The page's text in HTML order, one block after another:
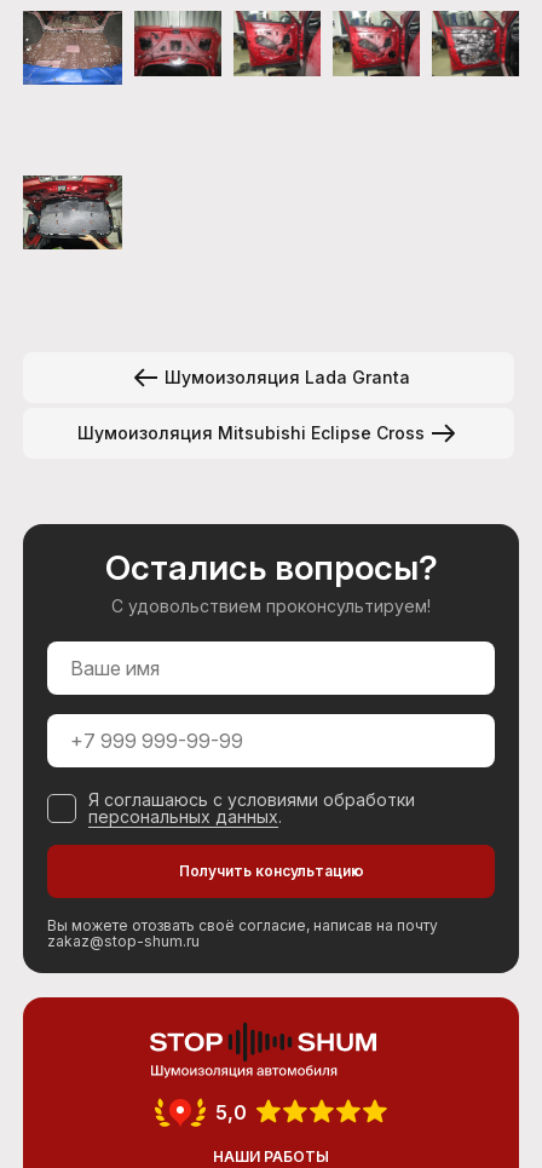
Шумоизоляция Lada Granta
Шумоизоляция Mitsubishi Eclipse Сross
Остались вопросы?
С удовольствием проконсультируем!
Я соглашаюсь с условиями обработки
персональных данных.
Вы можете отозвать своё согласие, написав на почту
zakaz@stop-shum.ru
5,0
НАШИ РАБОТЫ